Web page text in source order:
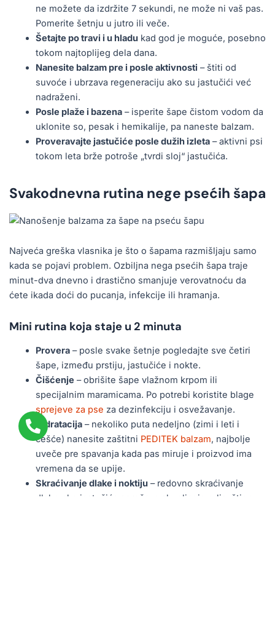
ne možete da izdržite 7 sekundi, ne može ni vaš pas.
Pomerite šetnju u jutro ili veče.
Šetajte po travi i u hladu kad god je moguće, posebno
tokom najtoplijeg dela dana.
Nanesite balzam pre i posle aktivnosti – štiti od
suvoće i ubrzava regeneraciju ako su jastučići već
nadraženi.
Posle plaže i bazena – isperite šape čistom vodom da
uklonite so, pesak i hemikalije, pa naneste balzam.
Proveravajte jastučiće posle dužih izleta – aktivni psi
tokom leta brže potroše „tvrdi sloj“ jastučića.
Svakodnevna rutina nege psećih šapa
Najveća greška vlasnika je što o šapama razmišljaju samo
kada se pojavi problem. Ozbiljna nega psećih šapa traje
minut-dva dnevno i drastično smanjuje verovatnoću da
ćete ikada doći do pucanja, infekcije ili hramanja.
Mini rutina koja staje u 2 minuta
Provera – posle svake šetnje pogledajte sve četiri
šape, između prstiju, jastučiće i nokte.
Čišćenje – obrišite šape vlažnom krpom ili
specijalnim maramicama. Po potrebi koristite blage
sprejeve za pse za dezinfekciju i osvežavanje.
Hidratacija – nekoliko puta nedeljno (zimi i leti i
češće) nanesite zaštitni PEDITEK balzam, najbolje
uveče pre spavanja kada pas miruje i proizvod ima
vremena da se upije.
Skraćivanje dlake i noktiju – redovno skraćivanje
dlake oko jastučića sprečava skupljanje prljavštine,